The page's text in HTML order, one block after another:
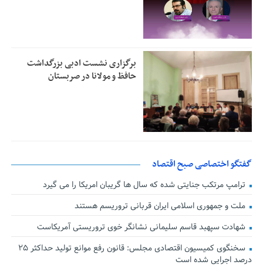
برگزاری نشست ادبی بزرگداشت
حافظ و مولانا در صربستان
گفتگو اختصاصی صبح اقتصاد
ترامپ مرتکب جنایتی شده که سال ها گریبان امریکا را می گیرد
ملت و جمهوری اسلامی ایران قربانی تروریسم هستند
شهادت سپهبد قاسم سلیمانی نشانگر خوی تروریستی آمریکاست
سخنگوی کمیسیون اقتصادی مجلس: قانون رفع موانع تولید حداکثر ۲۵
درصد اجرایی شده است